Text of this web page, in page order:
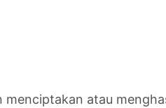
menciptakan atau